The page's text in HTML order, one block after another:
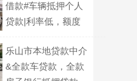
借款#车辆抵押个人
贷款|利率低，额度
乐山市本地贷款中介
&全款车贷款，全款